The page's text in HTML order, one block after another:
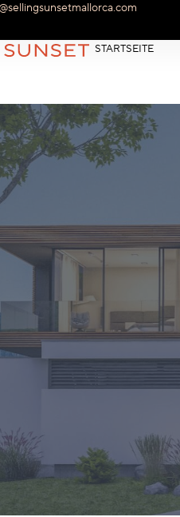
STARTSEITE